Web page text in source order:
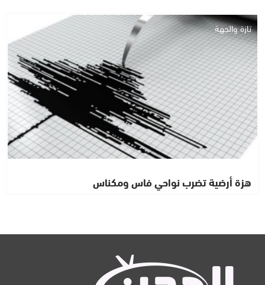
تازة والجهة
هزة أرضية تضرب نواحي فاس ومكناس